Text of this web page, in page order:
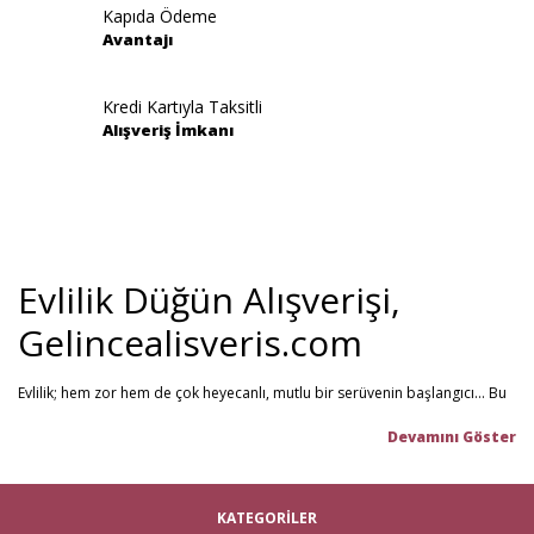
Kapıda Ödeme
Avantajı
Kredi Kartıyla Taksitli
Alışveriş İmkanı
Evlilik Düğün Alışverişi,
Gelincealisveris.com
Evlilik; hem zor hem de çok heyecanlı, mutlu bir serüvenin başlangıcı... Bu
Gelince Alışveriş; 2013 senesinden beri hizmet veren ve müşteri
gelin hamamı,bekarlığa veda partisi
KATEGORİLER